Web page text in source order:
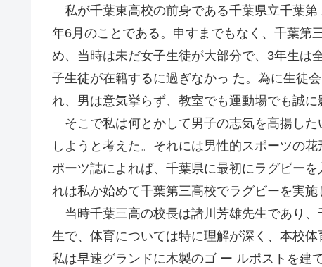
私が千葉東高校の前身である千葉県立千葉
年6月のことである。申すまでもなく、千葉第
め、当時は未だ女子生徒が大部分で、3年生は
子生徒が在籍するに過ぎなかっ た。為に生徒
れ、男は意気挙らず、教室でも運動場でも誠に
そこで私は何とかして男子の志気を高揚し
しようと考えた。それには男性的スポーツの
ポーツ誌によれば、千葉県に最初にラグビー
れは私か始めて千葉第三高校でラグビーを実施
当時千葉三高の校長は諸川芳雄先生であり
生で、体育については特に理解が深く、本校
私は早速グランドに木製のゴ ー ルポストを建